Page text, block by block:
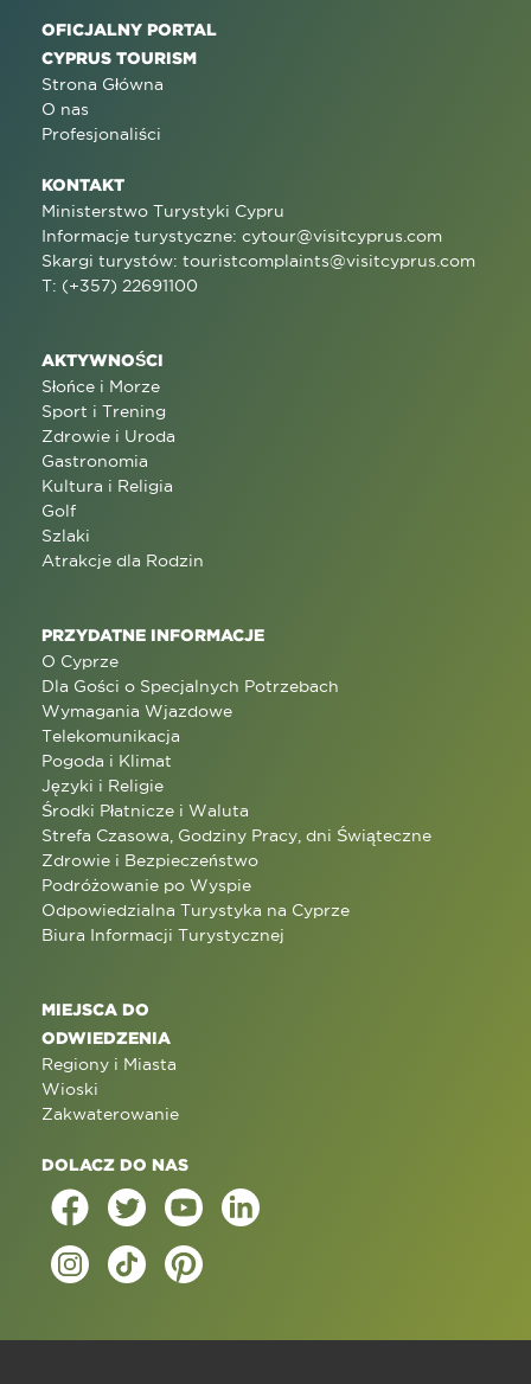
OFICJALNY PORTAL
CYPRUS TOURISM
Strona Główna
O nas
Profesjonaliści
KONTAKT
Ministerstwo Turystyki Cypru
Informacje turystyczne: cytour@visitcyprus.com
Skargi turystów: touristcomplaints@visitcyprus.com
T: (+357) 22691100
AKTYWNOŚCI
Słońce i Morze
Sport i Trening
Zdrowie i Uroda
Gastronomia
Kultura i Religia
Golf
Szlaki
Atrakcje dla Rodzin
PRZYDATNE INFORMACJE
O Cyprze
Dla Gości o Specjalnych Potrzebach
Wymagania Wjazdowe
Telekomunikacja
Pogoda i Klimat
Języki i Religie
Środki Płatnicze i Waluta
Strefa Czasowa, Godziny Pracy, dni Świąteczne
Zdrowie i Bezpieczeństwo
Podróżowanie po Wyspie
Odpowiedzialna Turystyka na Cyprze
Biura Informacji Turystycznej
MIEJSCA DO
ODWIEDZENIA
Regiony i Miasta
Wioski
Zakwaterowanie
DOLACZ DO NAS